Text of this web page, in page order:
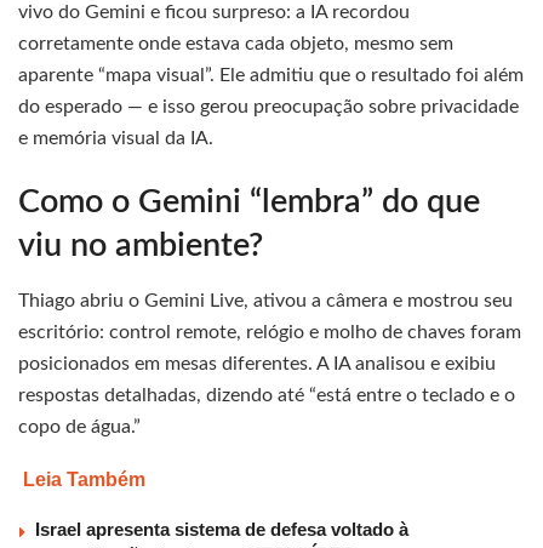
vivo do Gemini e ficou surpreso: a IA recordou
corretamente onde estava cada objeto, mesmo sem
aparente “mapa visual”. Ele admitiu que o resultado foi além
do esperado — e isso gerou preocupação sobre privacidade
e memória visual da IA.
Como o Gemini “lembra” do que
viu no ambiente?
Thiago abriu o Gemini Live, ativou a câmera e mostrou seu
escritório: control remote, relógio e molho de chaves foram
posicionados em mesas diferentes. A IA analisou e exibiu
respostas detalhadas, dizendo até “está entre o teclado e o
copo de água.”
Leia Também
Israel apresenta sistema de defesa voltado à